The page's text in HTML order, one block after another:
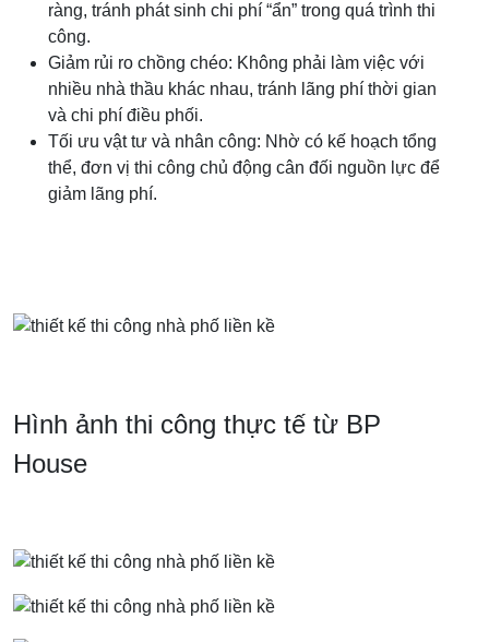
ràng, tránh phát sinh chi phí “ẩn” trong quá trình thi
công.
Giảm rủi ro chồng chéo: Không phải làm việc với
nhiều nhà thầu khác nhau, tránh lãng phí thời gian
và chi phí điều phối.
Tối ưu vật tư và nhân công: Nhờ có kế hoạch tổng
thể, đơn vị thi công chủ động cân đối nguồn lực để
giảm lãng phí.
Hình ảnh thi công thực tế từ BP
House